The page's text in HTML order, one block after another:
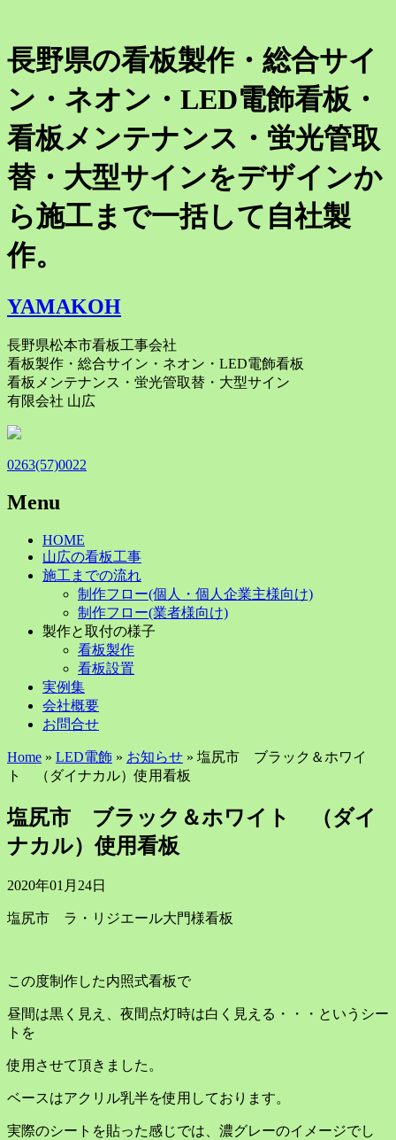
長野県の看板製作・総合サイ
ン・ネオン・LED電飾看板・
看板メンテナンス・蛍光管取
替・大型サインをデザインか
ら施工まで一括して自社製
作。
YAMAKOH
長野県松本市看板工事会社
看板製作・総合サイン・ネオン・LED電飾看板
看板メンテナンス・蛍光管取替・大型サイン
有限会社 山広
0263(57)0022
Menu
Skip
content
HOME
山広の看板工事
施工までの流れ
制作フロー(個人・個人企業主様向け)
制作フロー(業者様向け)
製作と取付の様子
看板製作
看板設置
実例集
会社概要
お問合せ
Home » LED電飾 » お知らせ » 塩尻市 ブラック＆ホワイ
ト （ダイナカル）使用看板
塩尻市 ブラック＆ホワイト （ダイ
ナカル）使用看板
2020年01月24日
塩尻市 ラ・リジエール大門様看板
この度制作した内照式看板で
昼間は黒く見え、夜間点灯時は白く見える・・・というシー
トを
使用させて頂きました。
ベースはアクリル乳半を使用しております。
実際のシートを貼った感じでは、濃グレーのイメージでし